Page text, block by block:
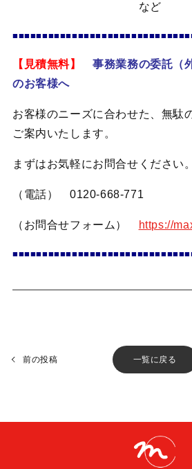
など
【見積無料】
事務業務の委託（
のお客様へ
お客様のニーズに合わせた、無駄
ご案内いたします。
まずはお気軽にお問合せください。
（電話） 0120-668-771
（お問合せフォーム） https://
前の投稿 一覧に戻る